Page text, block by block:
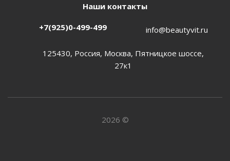
Наши контакты
+7(925)0-499-499 info@beautyvit.ru
125430, Россия, Москва, Пятницкое шоссе,
27к1
2026 ©